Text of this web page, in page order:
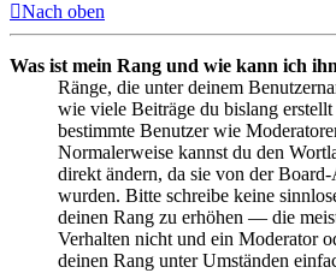
Nach oben
Was ist mein Rang und wie kann ich
Ränge, die unter deinem
wie viele Beiträge du bislang
bestimmte Benutzer wie
Normalerweise kannst du den
direkt ändern, da sie von der
wurden. Bitte schreibe keine
deinen Rang zu erhöhen — die
Verhalten nicht und ein Moderator
deinen Rang unter Umständen